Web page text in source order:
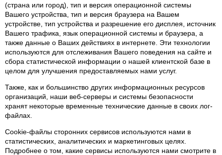
(страна или город), тип и версия операционной системы
Вашего устройства, тип и версия браузера на Вашем
устройстве, тип устройства и разрешение его дисплея, источник
Вашего трафика, язык операционной системы и браузера, а
также данные о Ваших действиях в интернете. Эти технологии
используются для отслеживания Вашего поведения на сайте и
сбора статистической информации о нашей клиентской базе в
целом для улучшения предоставляемых нами услуг.
Также, как и большинство других информационных ресурсов
организаций, наши веб-серверы и системы безопасности
хранят некоторые временные технические данные в своих лог-
файлах.
Cookie-файлы сторонних сервисов используются нами в
статистических, аналитических и маркетинговых целях.
Подробнее о том, какие сервисы используются нами смотрите в